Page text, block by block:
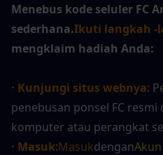
Menebus kode seluler FC
sederhana.Ikuti langkah -
mengklaim hadiah Anda:
· Kunjungi situs webnya:
penebusan ponsel FC resmi
komputer atau perangkat
· Masuk:MasukdenganAkun